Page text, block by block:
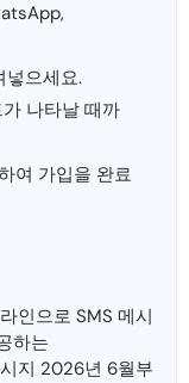
넣으세요.
나타날 때까
여 가입을 완료
인으로 SMS 메시
하는
지 2026년 6월부